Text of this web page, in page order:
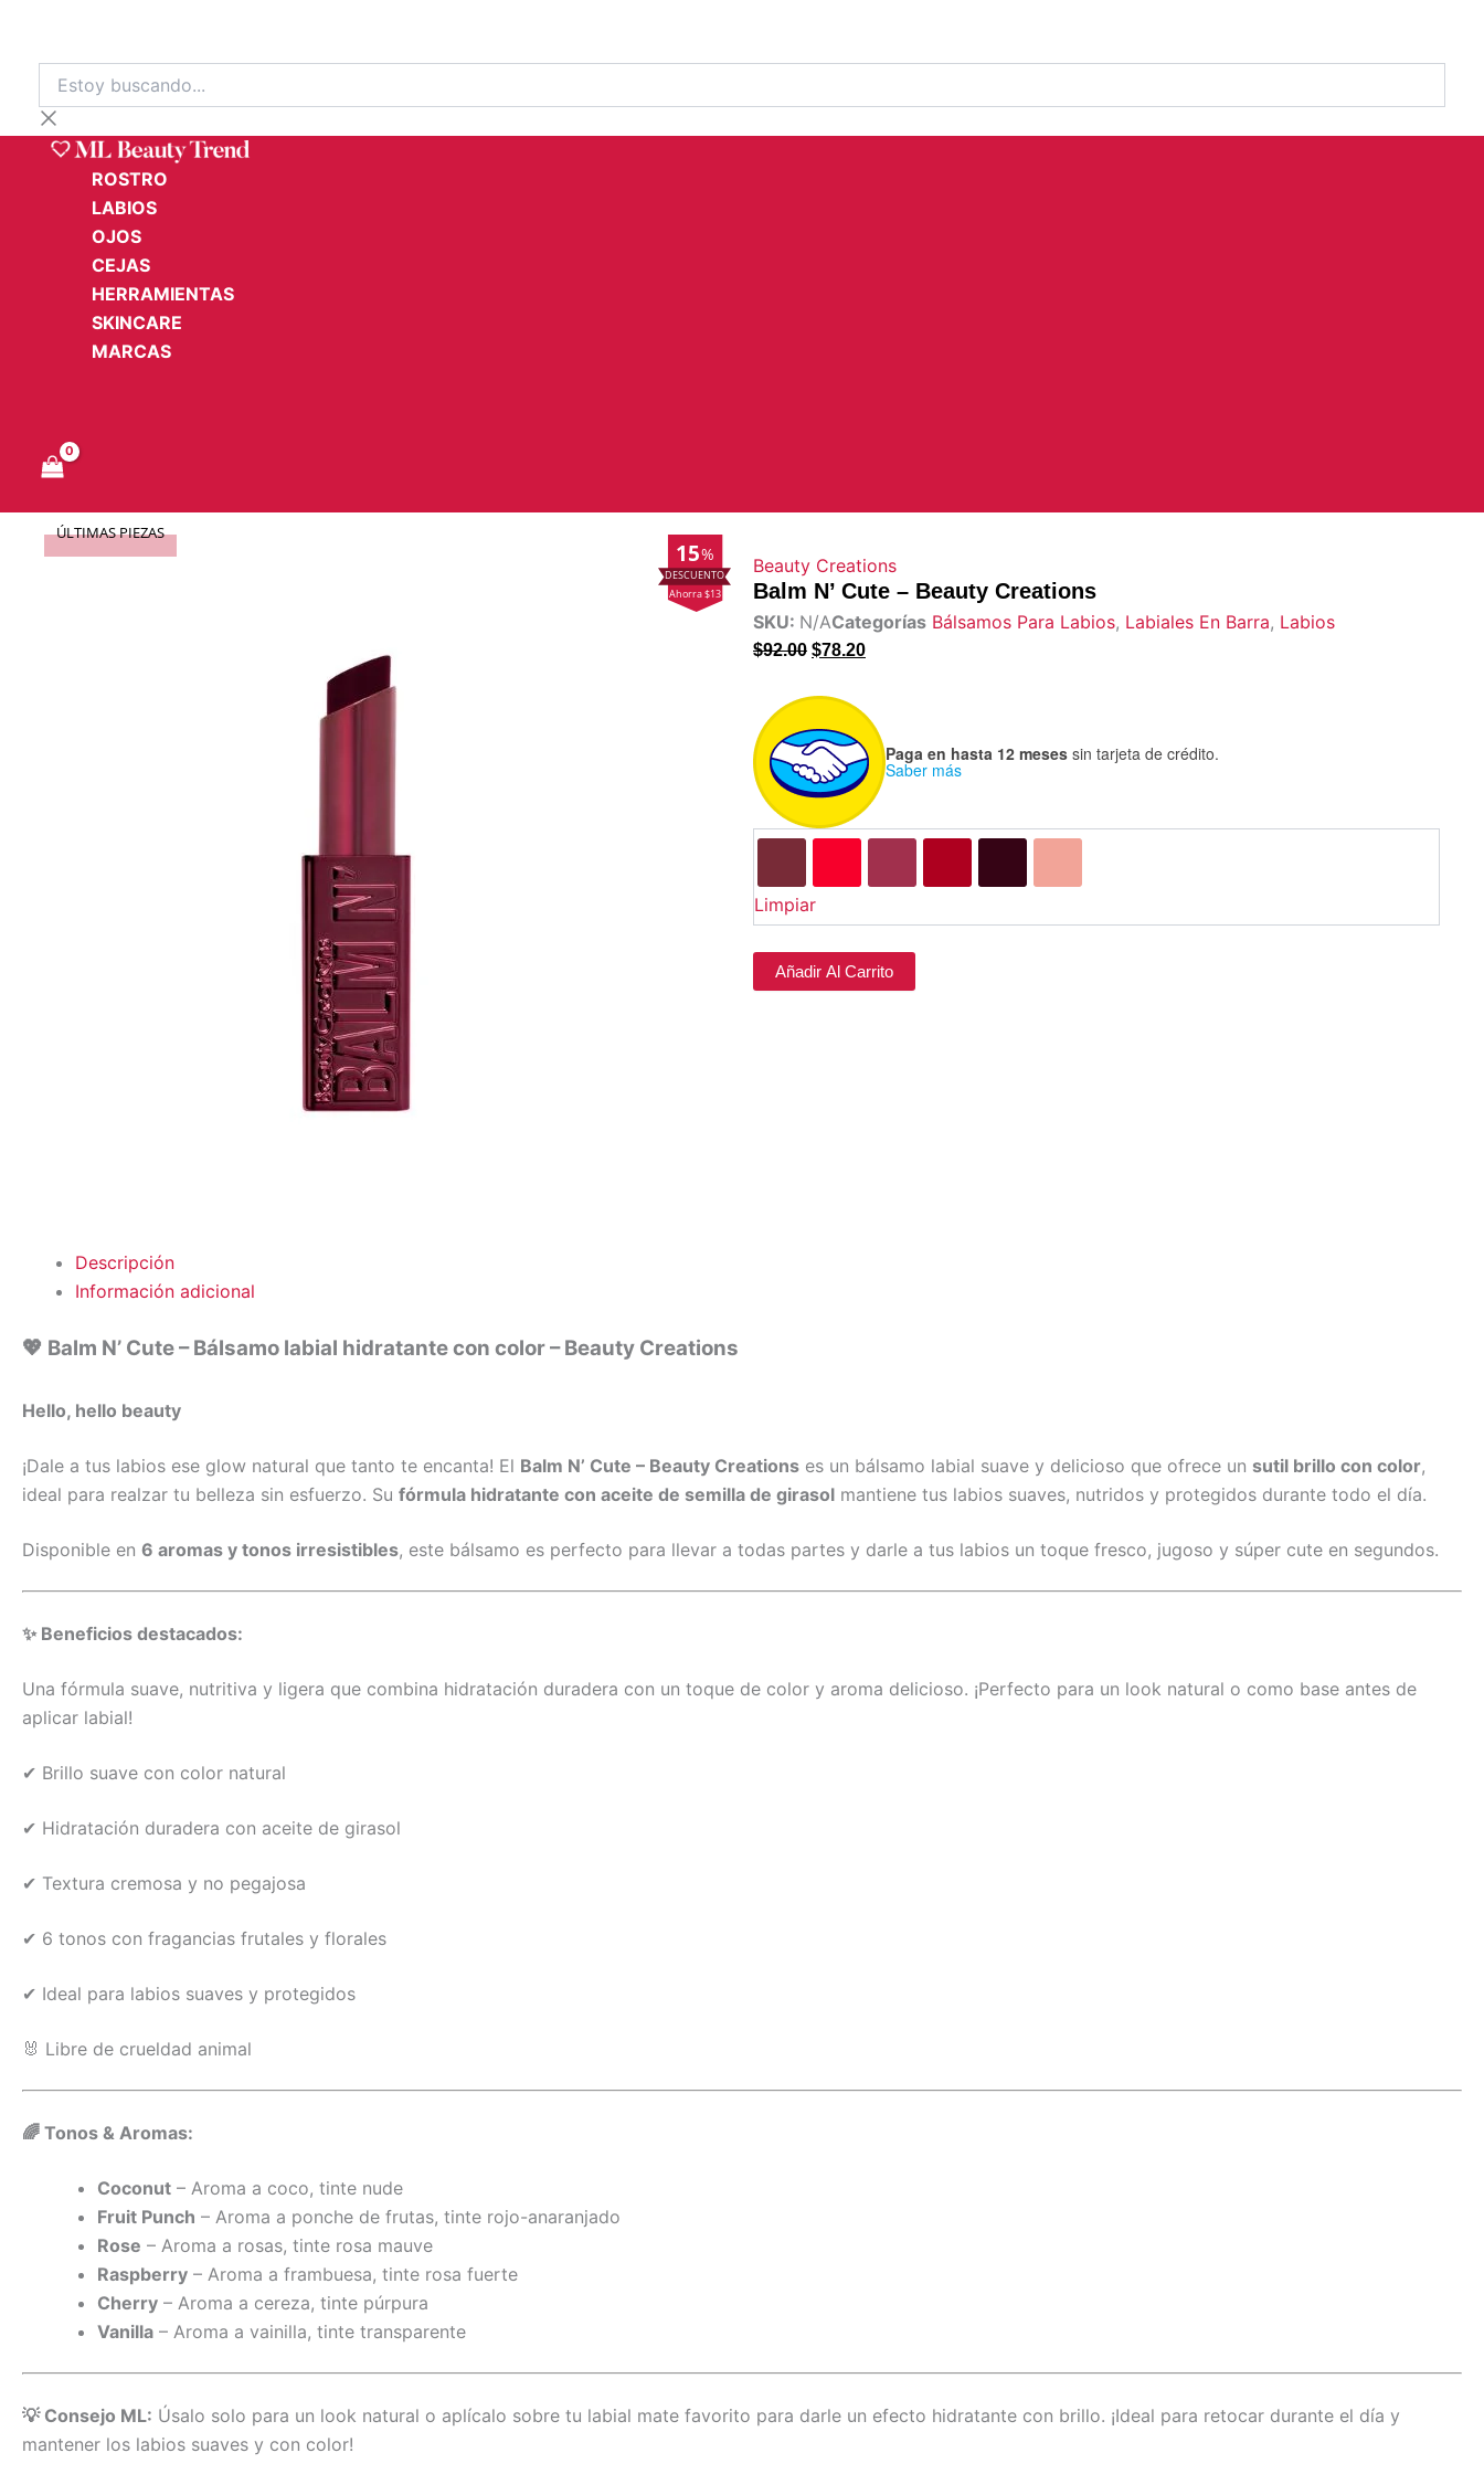
contenido
buscando...
ROSTRO
LABIOS
OJOS
CEJAS
HERRAMIENTAS
SKINCARE
MARCAS
%
15
Ahorra $13
ÚLTIMAS PIEZAS
Beauty Creations
Balm N’ Cute – Beauty Creations
SKU: N/ACategorías Bálsamos Para Labios, Labiales En Barra, Labios
$92.00 $78.20
Paga en hasta 12 meses sin tarjeta de crédito.
Saber más
Limpiar
Balm
N'
Cute
-
Beauty
Creations
cantidad
Añadir Al Carrito
Descripción
Información adicional
💖 Balm N’ Cute – Bálsamo labial hidratante con color – Beauty Creations
Hello, hello beauty
¡Dale a tus labios ese glow natural que tanto te encanta! El Balm N’ Cute – Beauty Creations es un bálsamo labial suave y delicioso que ofrece un sutil brillo con color,
ideal para realzar tu belleza sin esfuerzo. Su fórmula hidratante con aceite de semilla de girasol mantiene tus labios suaves, nutridos y protegidos durante todo el día.
Disponible en 6 aromas y tonos irresistibles, este bálsamo es perfecto para llevar a todas partes y darle a tus labios un toque fresco, jugoso y súper cute en segundos.
✨ Beneficios destacados:
Una fórmula suave, nutritiva y ligera que combina hidratación duradera con un toque de color y aroma delicioso. ¡Perfecto para un look natural o como base antes de
aplicar labial!
✔ Brillo suave con color natural
✔ Hidratación duradera con aceite de girasol
✔ Textura cremosa y no pegajosa
✔ 6 tonos con fragancias frutales y florales
✔ Ideal para labios suaves y protegidos
🐰 Libre de crueldad animal
🌈 Tonos & Aromas:
Coconut – Aroma a coco, tinte nude
Fruit Punch – Aroma a ponche de frutas, tinte rojo-anaranjado
Rose – Aroma a rosas, tinte rosa mauve
Raspberry – Aroma a frambuesa, tinte rosa fuerte
Cherry – Aroma a cereza, tinte púrpura
Vanilla – Aroma a vainilla, tinte transparente
💡 Consejo ML: Úsalo solo para un look natural o aplícalo sobre tu labial mate favorito para darle un efecto hidratante con brillo. ¡Ideal para retocar durante el día y
mantener los labios suaves y con color!